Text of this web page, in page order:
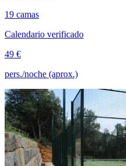
19 camas
Calendario verificado
49 €
pers./noche (aprox.)